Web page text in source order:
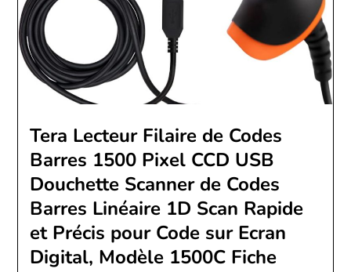
Tera Lecteur Filaire de Codes
Barres 1500 Pixel CCD USB
Douchette Scanner de Codes
Barres Linéaire 1D Scan Rapide
et Précis pour Code sur Ecran
Digital, Modèle 1500C Fiche